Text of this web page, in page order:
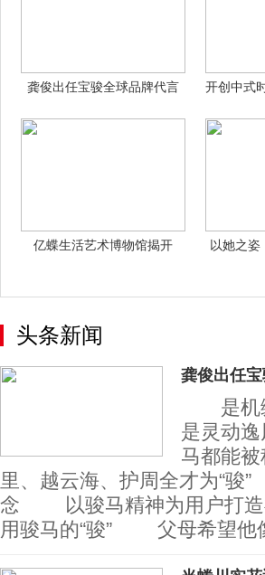
龚俊出任宝骏全球品牌代言
开创中式
亿蝶生活艺术博物馆揭开
以她之
头条新闻
龚俊出任
是机
是灵动
马都能
里、越云海、护周全才为“
念 以骏马精神为用户打
用骏马的“骏” 父母希望他